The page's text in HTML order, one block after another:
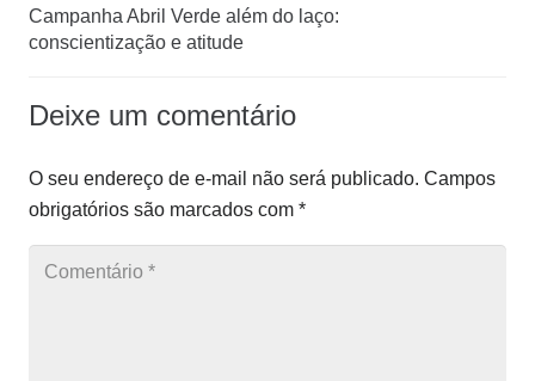
Campanha Abril Verde além do laço:
conscientização e atitude
Deixe um comentário
O seu endereço de e-mail não será publicado. Campos
obrigatórios são marcados com *